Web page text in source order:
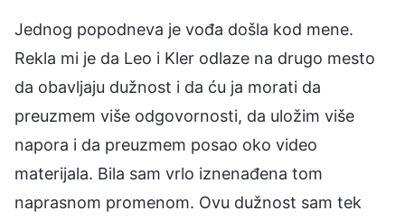
Jednog popodneva je vođa došla kod mene.
Rekla mi je da Leo i Kler odlaze na drugo mesto
da obavljaju dužnost i da ću ja morati da
preuzmem više odgovornosti, da uložim više
napora i da preuzmem posao oko video
materijala. Bila sam vrlo iznenađena tom
naprasnom promenom. Ovu dužnost sam tek